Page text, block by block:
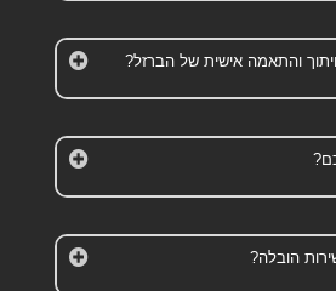
והתאמה אישית של הברזל?
הובלה?